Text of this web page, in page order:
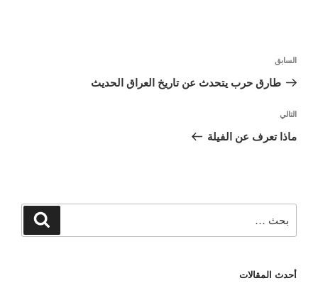
تصفّح
المقالة
السابقة
السابق
طارق حرب يتحدث عن تاريخ العراق الحديث
المقالة
التالية
التالي
ماذا تعرف عن الفيلة
عن:
أحدث المقالات